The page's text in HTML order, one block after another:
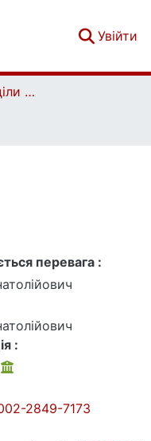
Увійти
Структурні підрозділи Київського національного університету імені Тараса Шевченка та Організації | Faculties, Institutes and Departments of Taras Shevchenko National University of Kyiv and Organizations
перевага :
:
2849-7173